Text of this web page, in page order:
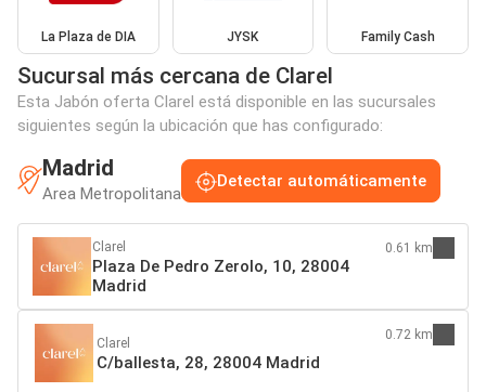
La Plaza de DIA JYSK Family Cash
Sucursal más cercana de Clarel
Esta Jabón oferta Clarel está disponible en las sucursales
siguientes según la ubicación que has configurado:
Madrid
Area Metropolitana
Detectar automáticamente
Clarel
Plaza De Pedro Zerolo, 10, 28004
Madrid
0.61 km
Clarel
C/ballesta, 28, 28004 Madrid
0.72 km